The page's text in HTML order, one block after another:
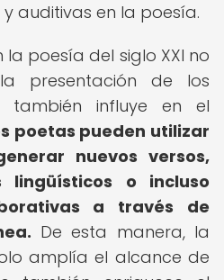
auditivas en la poesía.
poesía del siglo XXI no
presentación de los
también influye en el
poetas pueden utilizar
nuevos versos,
lingüísticos o incluso
a través de
De esta manera, la
amplía el alcance de